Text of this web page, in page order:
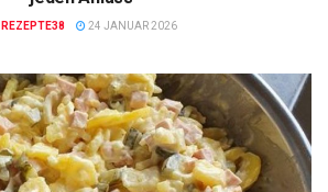
REZEPTE38 24 JANUAR 2026